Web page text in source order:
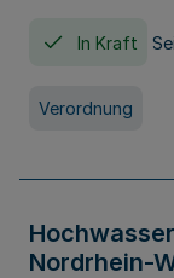
In Kraft
Verordnung
Nordrhein-